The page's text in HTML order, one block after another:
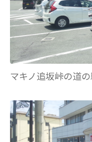
マキノ追坂峠の道の